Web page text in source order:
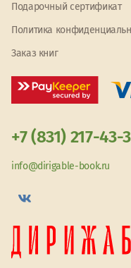
Подарочный сертификат
Политика
Заказ книг
+7 (831) 217-43-
info@dirigable-book.ru